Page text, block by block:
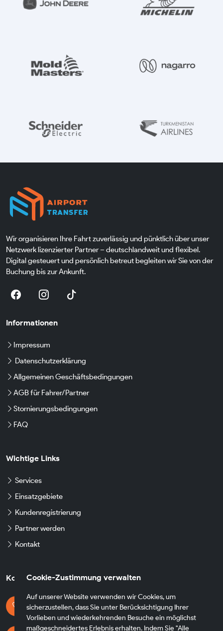
Cookie-Zustimmung verwalten
Auf unserer Website verwenden wir Cookies, um
sicherzustellen, dass Sie unter Berücksichtigung Ihrer
Vorlieben und wiederkehrenden Besuche ein möglichst
maßgeschneidertes Erlebnis erhalten. Indem Sie "Alle
Wir organisieren Ihre Fahrt zuverlässig und pünktlich über unser
Netzwerk lizenzierter Partner – deutschlandweit und flexibel.
Digital gesteuert und persönlich betreut begleiten wir Sie von der
Buchung bis zur Ankunft.
Informationen
Impressum
Datenschutzerklärung
Allgemeinen Geschäftsbedingungen
AGB für Fahrer/Partner
Stornierungsbedingungen
FAQ
Wichtige Links
Services
Einsatzgebiete
Kundenregistrierung
Partner werden
Kontakt
Kontaktdaten
Kontaktieren Sie uns
+49 174 8790930